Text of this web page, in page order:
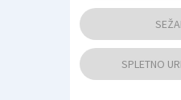
SPLETNO